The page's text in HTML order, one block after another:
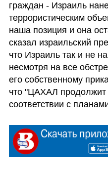
граждан - Израиль
террористическим
наша позиция и она
сказал израильский
что Израиль так и не
несмотря на все
его собственному
что "ЦАХАЛ продолжит
соответствии с